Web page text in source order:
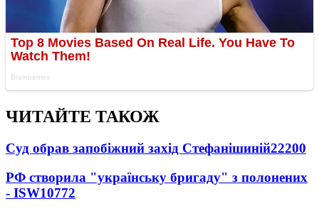
ЧИТАЙТЕ ТАКОЖ
Суд обрав запобіжний захід Стефанішиній22200
РФ створила "українську бригаду" з полонених
- ISW10772